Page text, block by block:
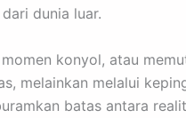
dunia luar.
konyol, atau
melainkan melalui
batas antara